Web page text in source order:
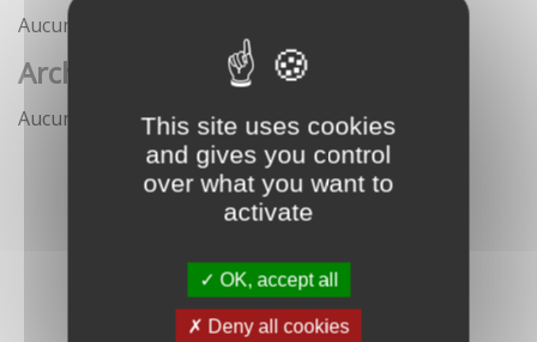
This site uses cookies
and gives you control
over what you want to
activate
OK, accept all
Deny all cookies
Aucune démarche pour le moment
Archéologie sous-marine
Aucune démarche pour le moment